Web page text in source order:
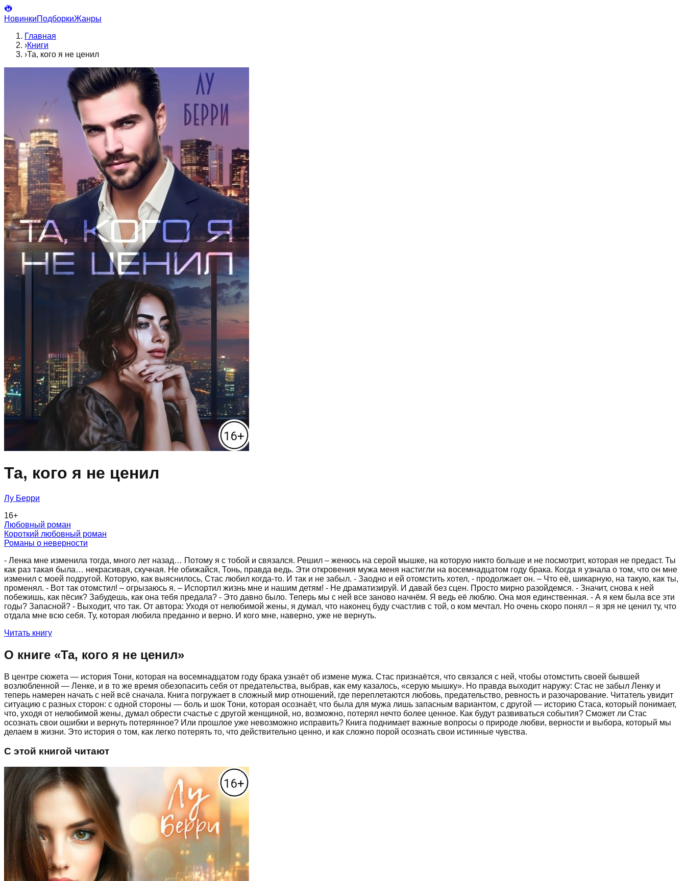
НовинкиПодборкиЖанры
Главная
›Книги
›Та, кого я не ценил
Та, кого я не ценил
Лу Берри
16+
Любовный роман
Короткий любовный роман
Романы о неверности
- Ленка мне изменила тогда, много лет назад… Потому я с тобой и связался. Решил – женюсь на серой мышке, на которую никто больше и не посмотрит, которая не предаст. Ты
как раз такая была… некрасивая, скучная. Не обижайся, Тонь, правда ведь. Эти откровения мужа меня настигли на восемнадцатом году брака. Когда я узнала о том, что он мне
изменил с моей подругой. Которую, как выяснилось, Стас любил когда-то. И так и не забыл. - Заодно и ей отомстить хотел, - продолжает он. – Что её, шикарную, на такую, как ты,
променял. - Вот так отомстил! – огрызаюсь я. – Испортил жизнь мне и нашим детям! - Не драматизируй. И давай без сцен. Просто мирно разойдемся. - Значит, снова к ней
побежишь, как пёсик? Забудешь, как она тебя предала? - Это давно было. Теперь мы с ней все заново начнём. Я ведь её люблю. Она моя единственная. - А я кем была все эти
годы? Запасной? - Выходит, что так. От автора: Уходя от нелюбимой жены, я думал, что наконец буду счастлив с той, о ком мечтал. Но очень скоро понял – я зря не ценил ту, что
отдала мне всю себя. Ту, которая любила преданно и верно. И кого мне, наверно, уже не вернуть.
Читать книгу
О книге «Та, кого я не ценил»
В центре сюжета — история Тони, которая на восемнадцатом году брака узнаёт об измене мужа. Стас признаётся, что связался с ней, чтобы отомстить своей бывшей
возлюбленной — Ленке, и в то же время обезопасить себя от предательства, выбрав, как ему казалось, «серую мышку». Но правда выходит наружу: Стас не забыл Ленку и
теперь намерен начать с ней всё сначала. Книга погружает в сложный мир отношений, где переплетаются любовь, предательство, ревность и разочарование. Читатель увидит
ситуацию с разных сторон: с одной стороны — боль и шок Тони, которая осознаёт, что была для мужа лишь запасным вариантом, с другой — историю Стаса, который понимает,
что, уходя от нелюбимой жены, думал обрести счастье с другой женщиной, но, возможно, потерял нечто более ценное. Как будут развиваться события? Сможет ли Стас
осознать свои ошибки и вернуть потерянное? Или прошлое уже невозможно исправить? Книга поднимает важные вопросы о природе любви, верности и выбора, который мы
делаем в жизни. Это история о том, как легко потерять то, что действительно ценно, и как сложно порой осознать свои истинные чувства.
С этой книгой читают